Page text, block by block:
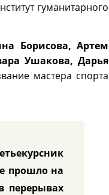
гуманитарного
Борисова, Артем
Ушакова, Дарья
мастера спорта
прошло на
перерывах